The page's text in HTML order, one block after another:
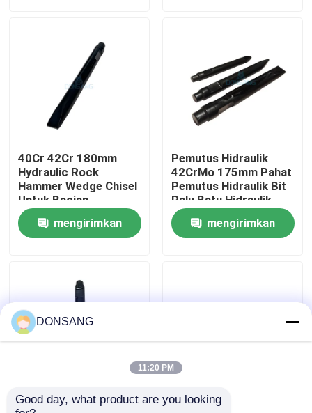
Tampilan VR
Tur Pabrik
Kontrol kualitas
Permintaan Penawaran
Pemecah Batu Hidrolik
Pemutus hidrolik excavator
40Cr 42Cr 180mm
Hydraulic Rock
Hammer Wedge Chisel
Untuk Bagian
Hydraulic Breaker
DS8C mengirimkan
Pemutus Hidraulik
42CrMo 175mm Pahat
Pemutus Hidraulik Bit
Palu Batu Hidraulik
DS86
mengirimkan
Alat Palu Batu
40Cr 42Cr 140mm
DONSANG
11:20 PM
Good day, what product are you looking